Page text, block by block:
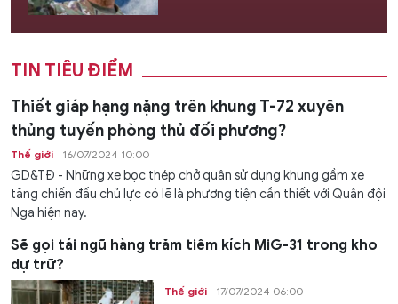
TIN TIÊU ĐIỂM
Thiết giáp hạng nặng trên khung T-72 xuyên
thủng tuyến phòng thủ đối phương?
Thế giới 16/07/2024 10:00
GD&TĐ - Những xe bọc thép chở quân sử dụng khung gầm xe
tăng chiến đấu chủ lực có lẽ là phương tiện cần thiết với Quân đội
Nga hiện nay.
Sẽ gọi tái ngũ hàng trăm tiêm kích MiG-31 trong kho
dự trữ?
Thế giới 17/07/2024 06:00